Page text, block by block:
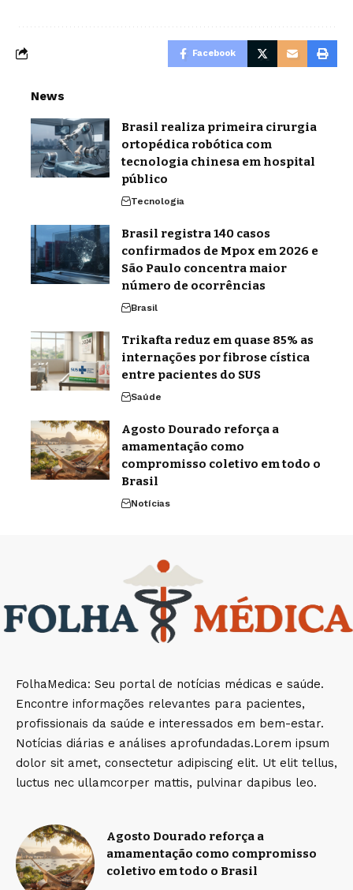
Facebook
News
Brasil realiza primeira cirurgia
ortopédica robótica com
tecnologia chinesa em hospital
público
Tecnologia
Brasil registra 140 casos
confirmados de Mpox em 2026 e
São Paulo concentra maior
número de ocorrências
Brasil
Trikafta reduz em quase 85% as
internações por fibrose cística
entre pacientes do SUS
Saúde
Agosto Dourado reforça a
amamentação como
compromisso coletivo em todo o
Brasil
Notícias
FolhaMedica: Seu portal de notícias médicas e saúde.
Encontre informações relevantes para pacientes,
profissionais da saúde e interessados em bem-estar.
Notícias diárias e análises aprofundadas.Lorem ipsum
dolor sit amet, consectetur adipiscing elit. Ut elit tellus,
luctus nec ullamcorper mattis, pulvinar dapibus leo.
Agosto Dourado reforça a
amamentação como compromisso
coletivo em todo o Brasil